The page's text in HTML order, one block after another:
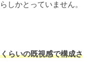
しかとっていません。
らいの既視感で構成さ